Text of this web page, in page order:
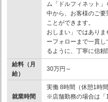
ム「ドルフィネット
中から、お客様のご
ことができま
おしまい」ではあり
ーフォローまで一貫
るように、丁寧に信
給料（月
給）
30万円～
就業時間
実働 8時間（休憩1時間
※店舗勤務の場合は「